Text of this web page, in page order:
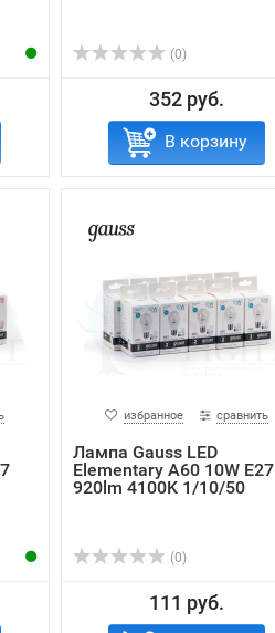
(0)
352 руб.
В корзину
избранное сравнить
Лампа Gauss LED
Elementary A60 10W E27
920lm 4100K 1/10/50
(0)
111 руб.